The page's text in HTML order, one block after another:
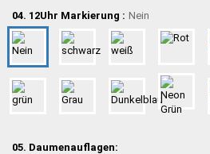
04. 12Uhr Markierung : Nein
05. Daumenauflagen: